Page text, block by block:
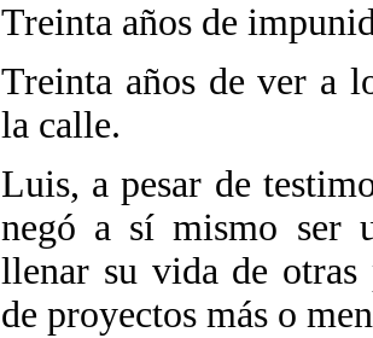
Treinta años de
Treinta años de ver a
la calle.
Luis, a pesar de
negó a sí mismo ser
llenar su vida de otras
de proyectos más o